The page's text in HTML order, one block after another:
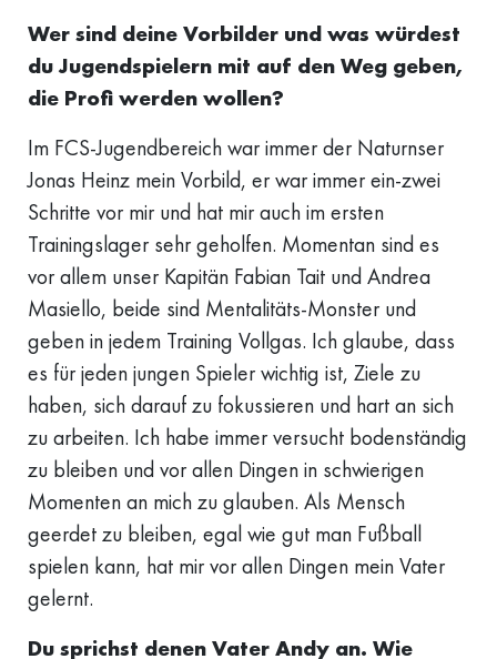
Wer sind deine Vorbilder und was würdest
du Jugendspielern mit auf den Weg geben,
die Profi werden wollen?
Im FCS-Jugendbereich war immer der Naturnser
Jonas Heinz mein Vorbild, er war immer ein-zwei
Schritte vor mir und hat mir auch im ersten
Trainingslager sehr geholfen. Momentan sind es
vor allem unser Kapitän Fabian Tait und Andrea
Masiello, beide sind Mentalitäts-Monster und
geben in jedem Training Vollgas. Ich glaube, dass
es für jeden jungen Spieler wichtig ist, Ziele zu
haben, sich darauf zu fokussieren und hart an sich
zu arbeiten. Ich habe immer versucht bodenständig
zu bleiben und vor allen Dingen in schwierigen
Momenten an mich zu glauben. Als Mensch
geerdet zu bleiben, egal wie gut man Fußball
spielen kann, hat mir vor allen Dingen mein Vater
gelernt.
Du sprichst denen Vater Andy an. Wie